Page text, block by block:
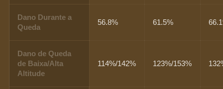
Dano Durante a
Queda
56.8% 61.5%
Dano de Queda
de Baixa/Alta
Altitude
114%/142% 123%/153%